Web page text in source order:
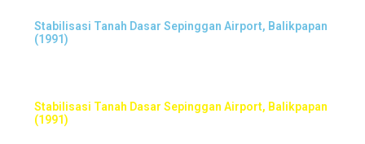
Stabilisasi Tanah Dasar Sepinggan Airport, Balikpapan
(1991)
Stabilisasi Tanah Dasar Sepinggan Airport, Balikpapan
(1991)